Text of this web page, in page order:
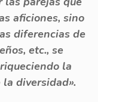
aficiones, sino
diferencias de
etc., se
la
diversidad».